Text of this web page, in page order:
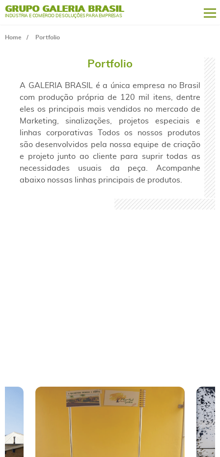
GRUPO GALERIA BRASIL
INDÚSTRIA E COMÉRCIO DE SOLUÇÕES PARA EMPRESAS
Home Portfolio
Portfolio
A GALERIA BRASIL é a única empresa no Brasil
com produção própria de 120 mil itens, dentre
eles os principais mais vendidos no mercado de
Marketing, sinalizações, projetos especiais e
linhas corporativas Todos os nossos produtos
são desenvolvidos pela nossa equipe de criação
e projeto junto ao cliente para suprir todas as
necessidades usuais da peça. Acompanhe
abaixo nossas linhas principais de produtos.